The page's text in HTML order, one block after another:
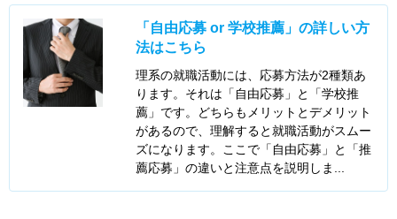
「自由応募 or 学校推薦」の詳しい方
法はこちら
理系の就職活動には、応募方法が2種類あ
ります。それは「自由応募」と「学校推
薦」です。どちらもメリットとデメリット
があるので、理解すると就職活動がスムー
ズになります。ここで「自由応募」と「推
薦応募」の違いと注意点を説明しま...